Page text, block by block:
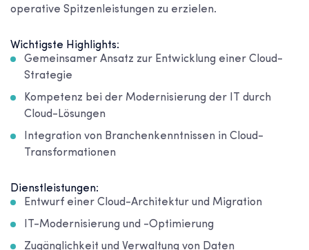
operative Spitzenleistungen zu erzielen.
Wichtigste Highlights:
Gemeinsamer Ansatz zur Entwicklung einer Cloud-
Strategie
Kompetenz bei der Modernisierung der IT durch
Cloud-Lösungen
Integration von Branchenkenntnissen in Cloud-
Transformationen
Dienstleistungen:
Entwurf einer Cloud-Architektur und Migration
IT-Modernisierung und -Optimierung
Zugänglichkeit und Verwaltung von Daten